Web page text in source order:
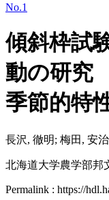
No.1
傾斜枠試
動の研究
季節的特
長沢, 徹明; 梅田, 安
北海道大学農学部邦
Permalink : https://